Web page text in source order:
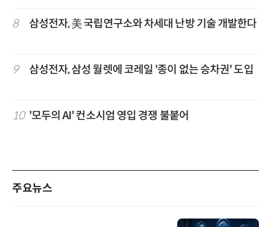
8 삼성전자, 美 국립연구소와 차세대 난방 기술 개발한다
9 삼성전자, 삼성 월렛에 코레일 '종이 없는 승차권' 도입
10 '모두의 AI' 컨소시엄 영입 경쟁 불붙어
주요뉴스